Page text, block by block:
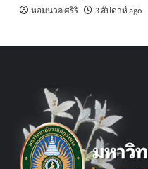
หอมนวล ศรีริ 3 สัปดาห์ ago